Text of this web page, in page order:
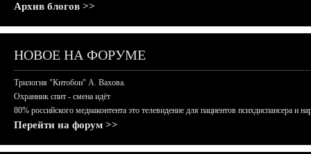
Архив блогов >>
НОВОЕ НА ФОРУМЕ
Трилогия "Китобои" А. Вахова.
Охранник спит - смена идёт
80% российского медиаконтента это телевидение для пациентов психдиспансера и
Перейти на форум >>